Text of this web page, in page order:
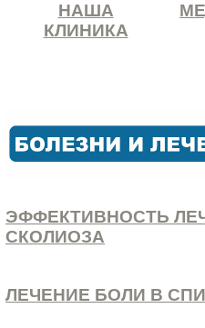
НАША
КЛИНИКА
ЭФФЕКТИВНОСТЬ
СКОЛИОЗА
ЛЕЧЕНИЕ БОЛИ В